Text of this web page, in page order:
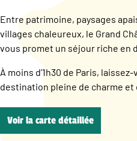
Entre patrimoine, paysages
villages chaleureux, le Grand
vous promet un séjour riche en
À moins d’1h30 de Paris,
destination pleine de charme et
Voir la carte détaillée